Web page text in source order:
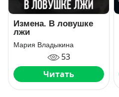
Измена. В ловушке
лжи
Мария Владыкина
53
Читать